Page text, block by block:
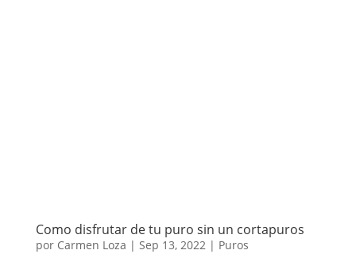
Como disfrutar de tu puro sin un cortapuros
por Carmen Loza | Sep 13, 2022| Puros